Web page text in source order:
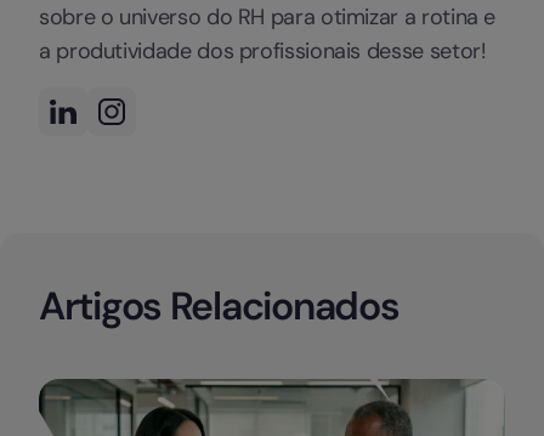
sobre o universo do RH para otimizar a rotina e
a produtividade dos profissionais desse setor!
Artigos Relacionados